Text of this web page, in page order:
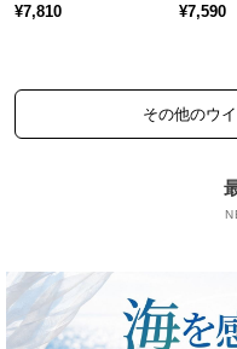
¥7,810 ¥7,590
その他のウ